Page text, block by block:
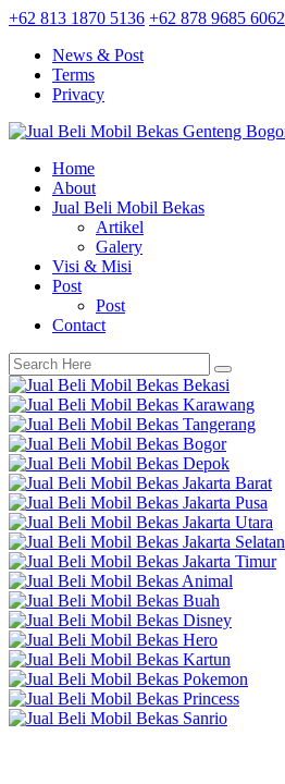
+62 813 1870 5136 +62 878 9685 6062
News & Post
Terms
Privacy
Home
About
Jual Beli Mobil Bekas
Artikel
Galery
Visi & Misi
Post
Post
Contact